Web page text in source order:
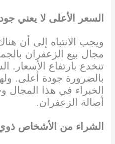
السعر الأعلى لا يعني
ويجب الانتباه إلى أن
مجال بيع الزعفران
تنخدع بارتفاع الأسعار.
بالضرورة جودة أعلى.
الخبراء في هذا المجال
أصالة الزعفران.
الشراء من الأشخاص